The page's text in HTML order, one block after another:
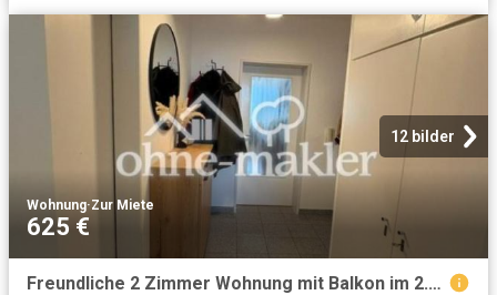
12 bilder
Wohnung·Zur Miete
625 €
Freundliche 2 Zimmer Wohnung mit Balkon im 2.OG in Recke